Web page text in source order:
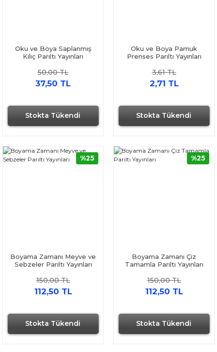
Stokta Tükendi
Oku ve Boya Saplanmış
Kılıç Parıltı Yayınları
50,00 TL
37,50 TL
Stokta Tükendi
Oku ve Boya Pamuk
Prenses Parıltı Yayınları
3,61 TL
2,71 TL
Stokta Tükendi
Boyama Zamanı Meyve ve
Sebzeler Parıltı Yayınları
150,00 TL
112,50 TL
%25
Stokta Tükendi
Boyama Zamanı Çiz
Tamamla Parıltı Yayınları
150,00 TL
112,50 TL
%25